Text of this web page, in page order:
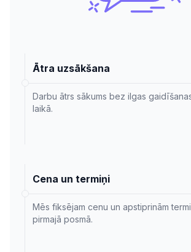
Ātra uzsākšana
Darbu ātrs sākums bez ilgas
laikā.
Cena un termiņi
Mēs fiksējam cenu un apstiprinām
pirmajā posmā.